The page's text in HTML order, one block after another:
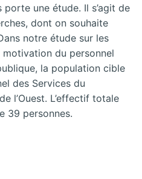
porte une étude. Il s’agit de
dont on souhaite
notre étude sur les
du personnel
la population cible
des Services du
l’Ouest. L’effectif totale
39 personnes.